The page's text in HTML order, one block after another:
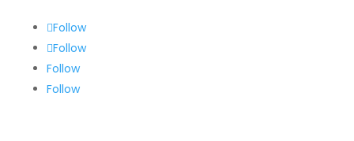
Follow
Follow
Follow
Follow